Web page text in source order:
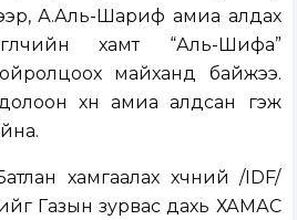
А.Аль-Шариф амиа алдах
хамт “Аль-Шифа”
майханд байжээ.
хүн амиа алдсан гэж
хамгаалах хүчний /IDF/
Газын зурвас дахь ХАМАС